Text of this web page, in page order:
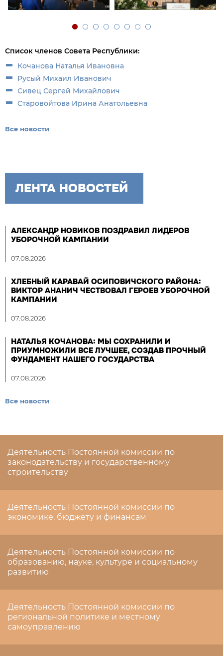
Список членов Совета Республики:
Кочанова Наталья Ивановна
Русый Михаил Иванович
Сивец Сергей Михайлович
Старовойтова Ирина Анатольевна
Все новости
ЛЕНТА НОВОСТЕЙ
АЛЕКСАНДР НОВИКОВ ПОЗДРАВИЛ ЛИДЕРОВ
УБОРОЧНОЙ КАМПАНИИ
07.08.2026
ХЛЕБНЫЙ КАРАВАЙ ОСИПОВИЧСКОГО РАЙОНА:
ВИКТОР АНАНИЧ ЧЕСТВОВАЛ ГЕРОЕВ УБОРОЧНОЙ
КАМПАНИИ
07.08.2026
НАТАЛЬЯ КОЧАНОВА: МЫ СОХРАНИЛИ И
ПРИУМНОЖИЛИ ВСЕ ЛУЧШЕЕ, СОЗДАВ ПРОЧНЫЙ
ФУНДАМЕНТ НАШЕГО ГОСУДАРСТВА
07.08.2026
Все новости
Деятельность Постоянной комиссии по
законодательству и государственному
строительству
Деятельность Постоянной комиссии по
экономике, бюджету и финансам
Деятельность Постоянной комиссии по
образованию, науке, культуре и социальному
развитию
Деятельность Постоянной комиссии по
региональной политике и местному
самоуправлению